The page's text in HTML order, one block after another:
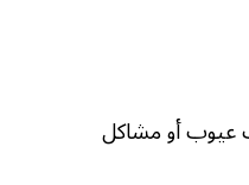
عيوب أو مشاكل